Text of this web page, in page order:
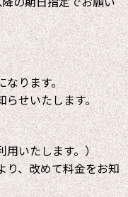
の期日指定でお願い
なります。
らせいたします。
いたします。）
り、改めて料金をお知